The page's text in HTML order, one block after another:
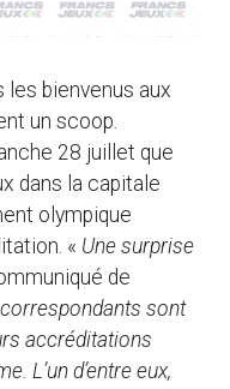
les bienvenus aux
un scoop.
28 juillet que
dans la capitale
olympique
« Une surprise
de
sont
accréditations
L’un d’entre eux,